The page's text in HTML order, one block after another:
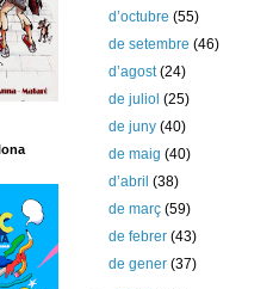
d’octubre(55)
de setembre(46)
d’agost(24)
de juliol(25)
de juny(40)
de maig(40)
d’abril(38)
de març(59)
de febrer(43)
de gener(37)